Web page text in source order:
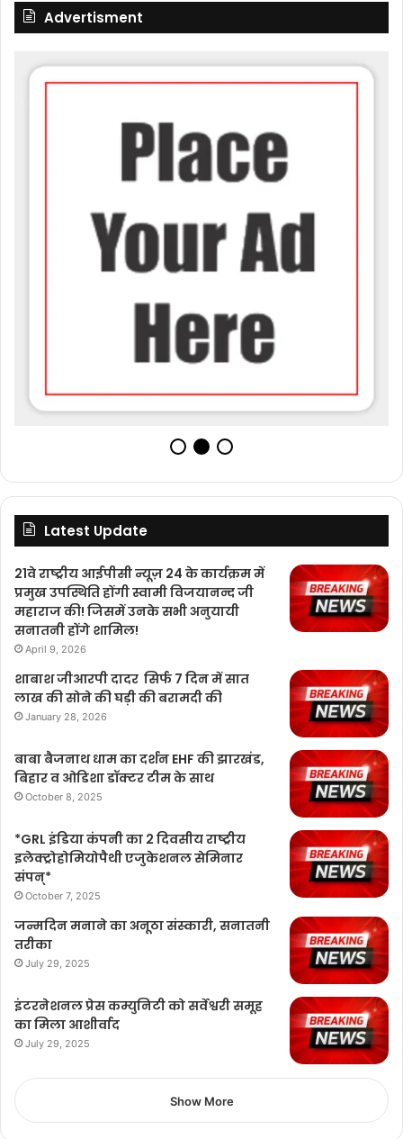
Advertisment
Latest Update
21वे राष्ट्रीय आईपीसी न्यूज़ 24 के कार्यक्रम में
प्रमुख उपस्थिति होंगी स्वामी विजयानन्द जी
महाराज की! जिसमें उनके सभी अनुयायी
सनातनी होंगे शामिल!
April 9, 2026
शाबाश जीआरपी दादर सिर्फ 7 दिन में सात
लाख की सोने की घड़ी की बरामदी की
January 28, 2026
बाबा बैजनाथ धाम का दर्शन EHF की झारखंड,
बिहार व ओडिशा डॉक्टर टीम के साथ
October 8, 2025
*GRL इंडिया कंपनी का 2 दिवसीय राष्ट्रीय
इलेक्ट्रोहोमियोपैथी एजुकेशनल सेमिनार
संपन्*
October 7, 2025
जन्मदिन मनाने का अनूठा संस्कारी, सनातनी
तरीका
July 29, 2025
इंटरनेशनल प्रेस कम्युनिटी को सर्वेश्वरी समूह
का मिला आशीर्वाद
July 29, 2025
Show More